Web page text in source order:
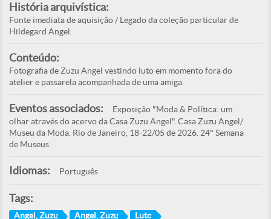
História arquivística:
Fonte imediata de aquisição / Legado da coleção particular de
Hildegard Angel.
Conteúdo:
Fotografia de Zuzu Angel vestindo luto em momento fora do
atelier e passarela acompanhada de uma amiga.
Eventos associados:
Exposição "Moda & Política: um
olhar através do acervo da Casa Zuzu Angel". Casa Zuzu Angel/
Museu da Moda. Rio de Janeiro, 18-22/05 de 2026. 24° Semana
de Museus.
Idiomas: Português
Tags:
Angel, Zuzu Angel, Zuzu Luto